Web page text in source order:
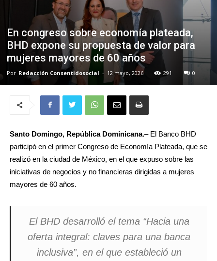
En congreso sobre economía plateada,
BHD expone su propuesta de valor para
mujeres mayores de 60 años
Por Redacción Consentidosocial - 12 mayo, 2026 291 0
Santo Domingo, República Dominicana.– El Banco BHD
participó en el primer Congreso de Economía Plateada, que se
realizó en la ciudad de México, en el que expuso sobre las
iniciativas de negocios y no financieras dirigidas a mujeres
mayores de 60 años.
El BHD desarrolló el tema “Hacia una
oferta integral: claves para una banca
inclusiva”, en el que estableció un